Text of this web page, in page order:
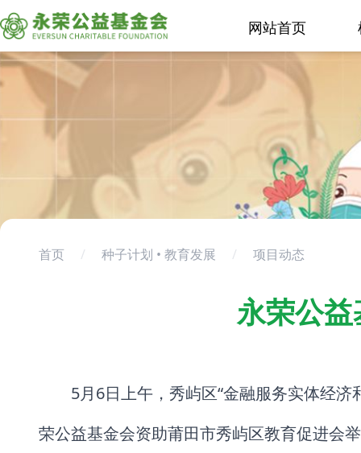
网站首页
首页 / 种子计划 • 教育发展 / 项目动态
永荣公
5月6日上午，秀屿区“金融服务实体经
荣公益基金会资助莆田市秀屿区教育促进会